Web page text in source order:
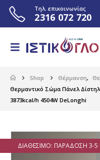
Τηλ. επικοινωνίας
2316 072 720
Shop Θέρμανση,
Θερμαντικό Σώμα Πάνελ
3873kcal/h 4504W DeLonghi
ΔΙΑΘΈΣΙΜΟ: ΠΑΡΆΔΟΣΗ 3-5